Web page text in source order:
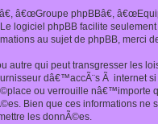
â€œGroupe phpBBâ€,
logiciel phpBB facilite
au sujet de phpBB, merci
qui peut transgresser les
dâ€™accÃ¨s Ã internet
ou verrouille
Bien que ces informations
les donnÃ©es.